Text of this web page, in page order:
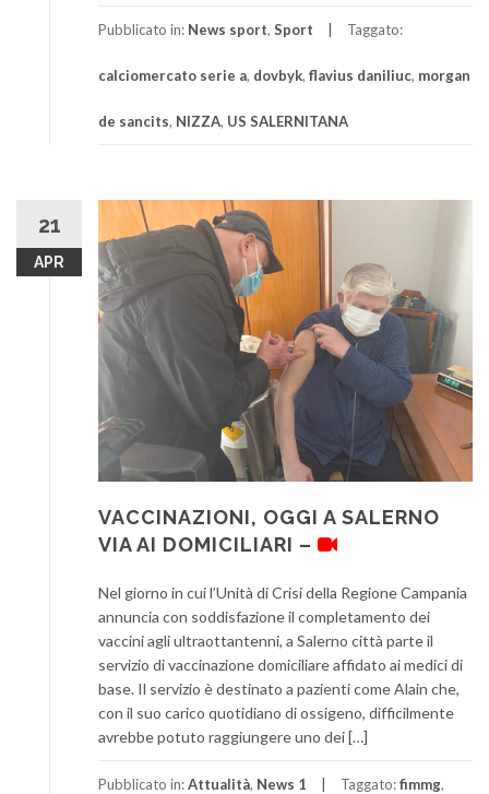
Pubblicato in: News sport, Sport Taggato:
calciomercato serie a, dovbyk, flavius daniliuc, morgan
de sancits, NIZZA, US SALERNITANA
21
APR
VACCINAZIONI, OGGI A SALERNO
VIA AI DOMICILIARI –
Nel giorno in cui l’Unità di Crisi della Regione Campania
annuncia con soddisfazione il completamento dei
vaccini agli ultraottantenni, a Salerno città parte il
servizio di vaccinazione domiciliare affidato ai medici di
base. Il servizio è destinato a pazienti come Alain che,
con il suo carico quotidiano di ossigeno, difficilmente
avrebbe potuto raggiungere uno dei […]
Pubblicato in:Attualità, News 1 Taggato:fimmg,